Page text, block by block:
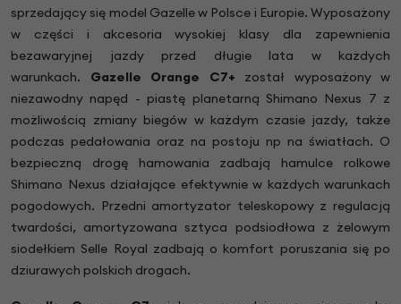
sprzedający się model Gazelle w Polsce i Europie. Wyposażony
w części i akcesoria wysokiej klasy dla zapewnienia
bezawaryjnej jazdy przed długie lata w każdych
warunkach. Gazelle Orange C7+ został wyposażony w
niezawodny napęd - piastę planetarną Shimano Nexus 7 z
możliwością zmiany biegów w każdym czasie jazdy, także
podczas pedałowania oraz na postoju np na światłach. O
bezpieczną drogę hamowania zadbają hamulce rolkowe
Shimano Nexus działające efektywnie w każdych warunkach
pogodowych. Przedni amortyzator teleskopowy z regulacją
twardości, amortyzowana sztyca podsiodłowa z żelowym
siodełkiem Selle Royal zadbają o komfort poruszania się po
dziurawych polskich drogach.